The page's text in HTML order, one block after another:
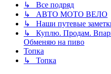
↳ Все подряд
↳ АВТО МОТО ВЕЛО
↳ Наши путевые
↳ Куплю. Продам.
Обменяю на пиво
Топка
↳ Топка